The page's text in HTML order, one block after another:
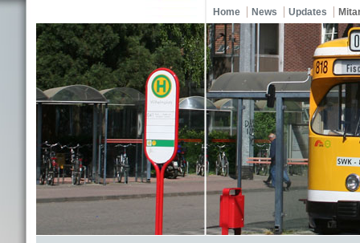
Home News Updates